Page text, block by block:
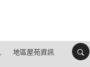
地區屋苑資訊